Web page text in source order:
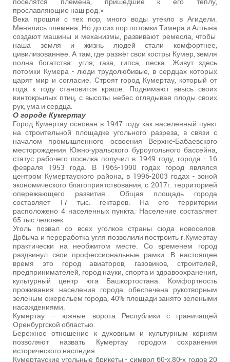
прославляющие наш род.»
Века прошли с тех пор, много воды утекло в Агидели.
Менялись племена. Но до сих пор потомки Тимера и Алтына
создают машины и механизмы, развивают ремесла, чтобы
наша земля и жизнь людей стали комфортнее,
цивилизованнее. А там, где разжёг свои костры Кумер, земля
полна богатства: угля, газа, гипса, песка. Живут здесь
потомки Кумера - люди трудолюбивые, в сердцах которых
царят мир и согласие. Строят город Кумертау, который от
года к году становится краше. Поднимают ввысь своих
винтокрылых птиц, с высоты небес оглядывая плоды своих
рук, ума и сердца.
О городе Кумертау
Город Кумертау основан в 1947 году как населенный пункт
на строительной площадке угольного разреза, в связи с
началом промышленного освоения Верхне-Бабаевского
месторождения Южно-уральского буроугольного бассейна,
статус рабочего поселка получил в 1949 году, города - 16
февраля 1953 года. В 1965-1990 годах город являлся
центром Кумертауского района, в 1996-2003 годах - зоной
экономического благоприятствования, с 2017г. территорией
опережающего развития.. Общая площадь города
составляет 17 тыс. гектаров. На его территории
расположено 4 населенных пункта. Население составляет
65 тыс.человек.
Уголь позвал со всех уголков страны сюда новоселов.
Добыча и переработка угля позволили построить г.Кумертау
практически на необжитом месте. Со временем город
раздвинул свои профессиональные рамки. В настоящее
время это город авиаторов, газовиков, строителей,
предпринимателей, город науки, спорта и здравоохранения,
культурный центр юга Башкортостана. Комфортность
проживания населения города обеспечена рукотворным
зеленым ожерельем города, 40% площади занято зелеными
насаждениями.
Кумертау – южные ворота Республики с граничащей
Оренбургской областью.
Бережное отношение к духовным и культурным корням
позволяют назвать Кумертау городом сохранения
исторического наследия.
Кумертауские угольные брикеты - символ 60-х,80-х годов 20